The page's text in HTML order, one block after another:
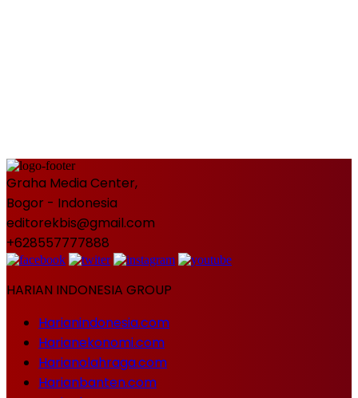
Graha Media Center,
Bogor - Indonesia
editorekbis@gmail.com
+628557777888
HARIAN INDONESIA GROUP
Harianindonesia.com
Harianekonomi.com
Harianolahraga.com
Harianbanten.com